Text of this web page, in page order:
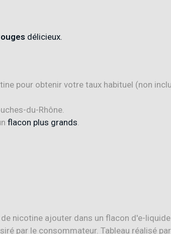
délicieux.
pour obtenir votre taux habituel (non
du-Rhône.
flacon plus grands